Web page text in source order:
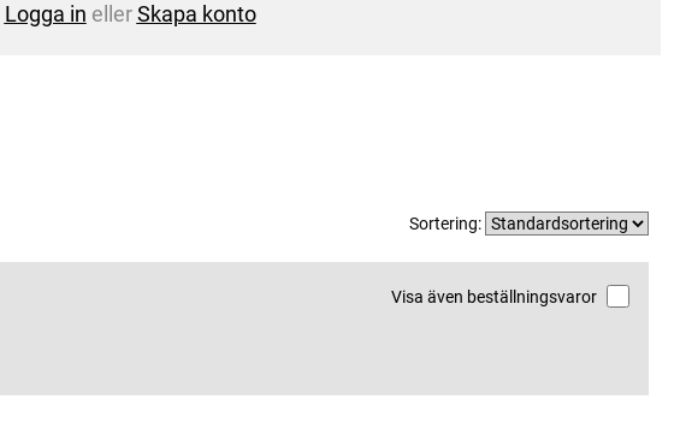
Logga in ellerSkapa konto
Sortering:
Visa även beställningsvaror